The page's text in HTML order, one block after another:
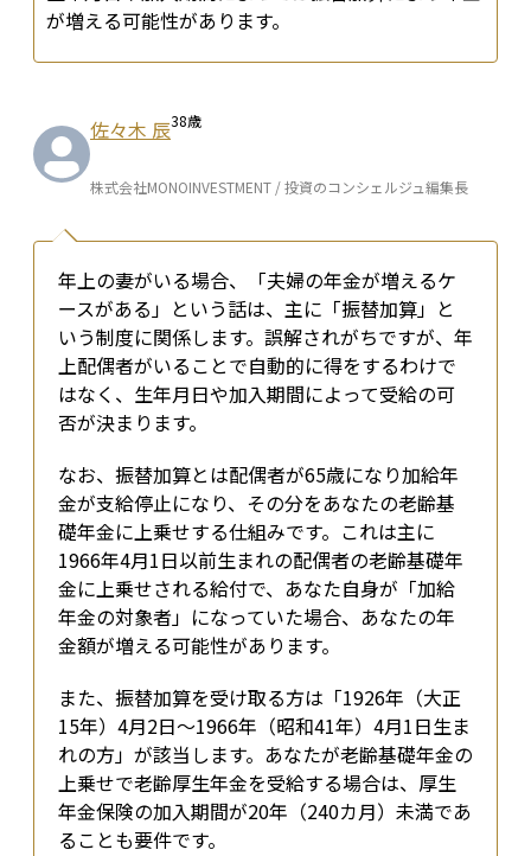
が増える可能性があります。
佐々木 辰38歳
株式会社MONOINVESTMENT / 投資のコンシェルジュ編集長
年上の妻がいる場合、「夫婦の年金が増えるケ
ースがある」という話は、主に「振替加算」と
いう制度に関係します。誤解されがちですが、年
上配偶者がいることで自動的に得をするわけで
はなく、生年月日や加入期間によって受給の可
否が決まります。
なお、振替加算とは配偶者が65歳になり加給年
金が支給停止になり、その分をあなたの老齢基
礎年金に上乗せする仕組みです。これは主に
1966年4月1日以前生まれの配偶者の老齢基礎年
金に上乗せされる給付で、あなた自身が「加給
年金の対象者」になっていた場合、あなたの年
金額が増える可能性があります。
また、振替加算を受け取る方は「1926年（大正
15年）4月2日～1966年（昭和41年）4月1日生ま
れの方」が該当します。あなたが老齢基礎年金の
上乗せで老齢厚生年金を受給する場合は、厚生
年金保険の加入期間が20年（240カ月）未満であ
ることも要件です。